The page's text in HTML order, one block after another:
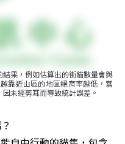
果，例如估算出的街貓數量會與
靠近山區的地區絕育率越低，當
未經剪耳而導致統計誤差。